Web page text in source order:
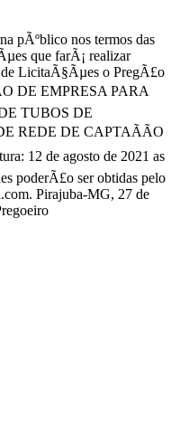
pÃºblico nos termos das
que farÃ¡ realizar
LicitaÃ§Ãµes o PregÃ£o
DE EMPRESA PARA
TUBOS DE
REDE DE CAPTAÃÃO
12 de agosto de 2021 as
poderÃ£o ser obtidas pelo
Pirajuba-MG, 27 de